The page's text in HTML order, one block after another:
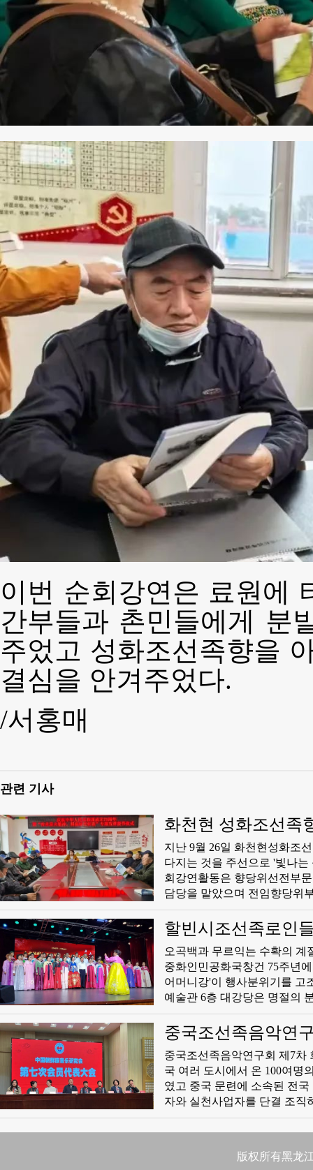
이번 순회강연은 료원에
간부들과 촌민들에게 분
주었고 성화조선족향을
결심을 안겨주었다.
/서홍매
관련 기사
화천현 성화조선족
순회강연활동 펼쳐
지난 9월 26일 화천현성화조
다지는 것을 주선으로 '빛나는
회강연활동은 향당위선전부
담당을 맡았으며 전임향당위
발전의 현실적 측면에서 중화
허다한 '제일'을 만들어낸 성
했다. 그리고 '하늘아래 첫 동
성화의 고품질 발전을 전망함
할빈시조선족로인
오곡백과 무르익는 수확의 계
중화인민공화국창건 75주년에 뜻깊은 선물을 선사했
어머니강'이 행사분위기를 고조로 이끌어갔다. 9월 26일 오후 할
예술관 6층 대강당은 명절의
인들로 300명을 용납하는 행
자', '각 민족은 석류씨처럼 똘똘 뭉치
정식으로 시작되였다. 이날
광옥선생이 류창한 민족언어
중국조선족음악연
중국조선족음악연구회 제7차
국 여러 도시에서 온 100여명의 회원대표가 참석했다.
였고 중국 문련에 소속된 전
자와 실천사업자를 단결 조직
과와 교육방면의 학술 연구업
조선족음악연구회 제7차 회
화하고 새로운 리사회와 주
版权所有黑龙